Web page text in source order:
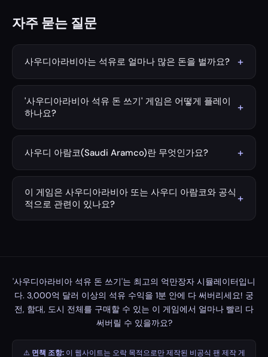
자주 묻는 질문
사우디아라비아는 석유로 얼마나 많은 돈을 벌까요? +
사우디아라비아는 국제 유가에 따라 매년 약 3,000억
~4,000억 달러(USD)의 석유 수출 수익을 올립니다. 사우디
아라비아는 전 세계 확인 매장량의 약 17%를 보유하고 있으
'사우디아라비아 석유 돈 쓰기' 게임은 어떻게 플레이
하나요?
+
원하는 타이머를 설정하세요(기본값: 1분). 시작(Start) 버튼
을 누른 후 구매하고 싶은 상품의 Buy 버튼을 클릭하면 됩
Sell 버튼을 누르면 해당 상품을 판매하여 금액을 환불받을
수 있습니다. 제한 시간이 끝나기 전에 3,000억 달러를 모
두 써버릴 수 있는지 도전해 보세요!
사우디 아람코(Saudi Aramco)란 무엇인가요? +
사우디 아람코(Arabian American Oil Company)는 사우디
아라비아 국영 석유·가스 기업입니다. 세계에서 가장 높은
매출을 기록하는 기업 중 하나이며, 역사상 가장 수익성이
이 게임은 사우디아라비아 또는 사우디 아람코와 공식
적으로 관련이 있나요?
+
'사우디아라비아 석유 돈 쓰기'는 최고의 억만장자 시뮬레이터입니
다. 3,000억 달러 이상의 석유 수익을 1분 안에 다 써버리세요! 궁
전, 함대, 도시 전체를 구매할 수 있는 이 게임에서 얼마나 빨리 다
써버릴 수 있을까요?
⚠️ 면책 조항:이 웹사이트는 오락 목적으로만 제작된 비공식 팬 제작 게